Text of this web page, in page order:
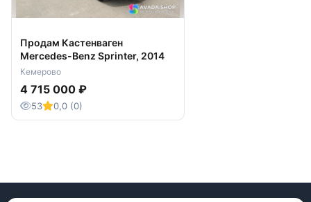
Продам Кастенваген
Mercedes-Benz Sprinter, 2014
Кемерово
4 715 000 ₽
53 0,0 (0)